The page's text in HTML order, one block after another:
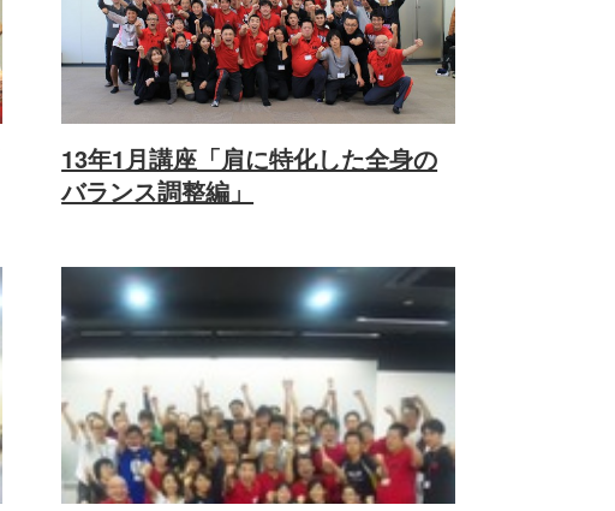
13年1月講座「肩に特化した全身の
バランス調整編」